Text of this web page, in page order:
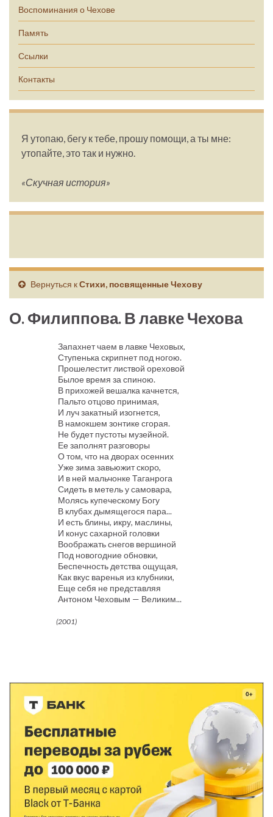
Воспоминания о Чехове
Память
Ссылки
Контакты
Я утопаю, бегу к тебе, прошу помощи, а ты мне:
утопайте, это так и нужно.
«Скучная история»
Вернуться кСтихи, посвященные Чехову
О. Филиппова. В лавке Чехова
Запахнет чаем в лавке Чеховых,
Ступенька скрипнет под ногою.
Прошелестит листвой ореховой
Былое время за спиною.
В прихожей вешалка качнется,
Пальто отцово принимая,
И луч закатный изогнется,
В намокшем зонтике сгорая.
Не будет пустоты музейной.
Ее заполнят разговоры
О том, что на дворах осенних
Уже зима завьюжит скоро,
И в ней мальчонке Таганрога
Сидеть в метель у самовара,
Молясь купеческому Богу
В клубах дымящегося пара...
И есть блины, икру, маслины,
И конус сахарной головки
Воображать снегов вершиной
Под новогодние обновки,
Беспечность детства ощущая,
Как вкус варенья из клубники,
Еще себя не представляя
Антоном Чеховым — Великим...
(2001)